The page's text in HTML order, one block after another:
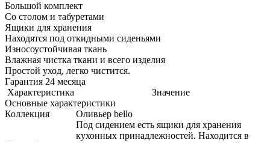
Большой комплект
Со столом и табуретами
Ящики для хранения
Находятся под откидными сиденьями
Износоустойчивая ткань
Влажная чистка ткани и всего изделия
Простой уход, легко чистится.
Гарантия 24 месяца
Характеристика
Значение
Основные характеристики
Коллекция
Оливьер bello
Под сидением есть ящики для хранения
кухонных принадлежностей. Находится в